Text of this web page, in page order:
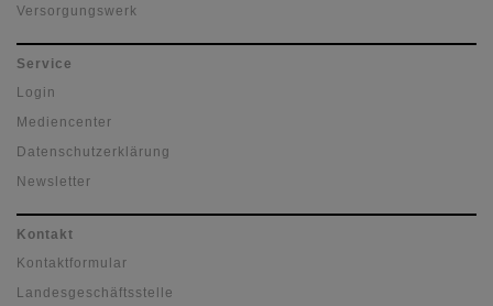
Versorgungswerk
Service
Login
Mediencenter
Datenschutzerklärung
Newsletter
Kontakt
Kontaktformular
Landesgeschäftsstelle